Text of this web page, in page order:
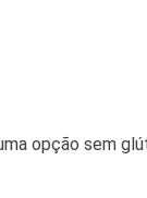
opção sem